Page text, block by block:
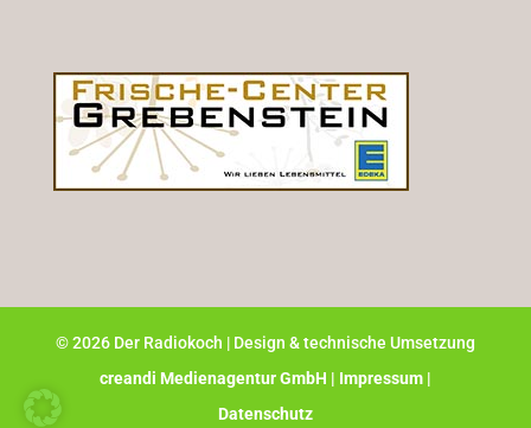
©2026Der Radiokoch | Design & technische Umsetzung
creandi Medienagentur GmbH | Impressum |
Datenschutz